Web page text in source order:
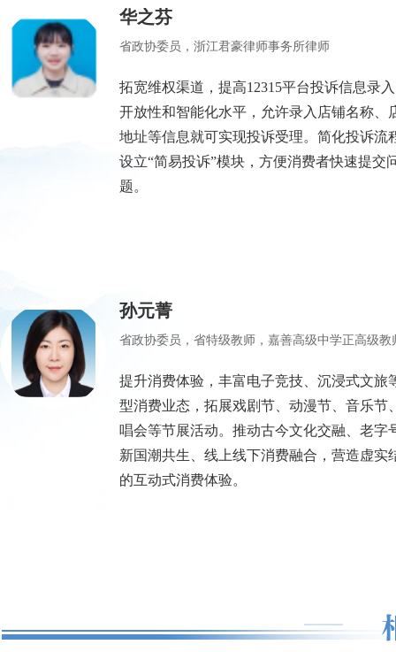
华之芬
省政协委员，浙江君豪律师事务所律师
拓宽维权渠道，提高12315平台投诉信息录
开放性和智能化水平，允许录入店铺名称、
地址等信息就可实现投诉受理。简化投诉流
设立“简易投诉”模块，方便消费者快速提交
题。
孙元菁
省政协委员，省特级教师，嘉善高级中学正高级教
提升消费体验，丰富电子竞技、沉浸式文旅
型消费业态，拓展戏剧节、动漫节、音乐节
唱会等节展活动。推动古今文化交融、老字
新国潮共生、线上线下消费融合，营造虚实
的互动式消费体验。